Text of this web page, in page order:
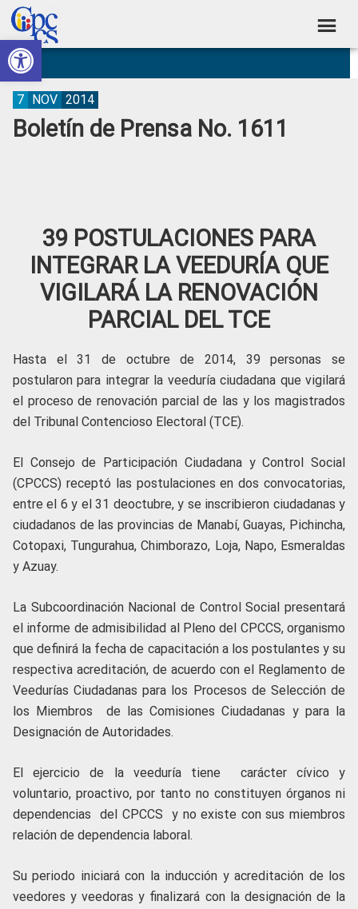
Abrir barra de herramientas
Skip
to
primary
navigation
Skip
to
main
content
Skip
to
primary
sidebar
Skip
to
footer
Consejo
de
Participación
Ciudadana
Construyendo
Poder
Ciudadano
Boletín de Prensa No. 1611
7 NOV 2014
39 POSTULACIONES PARA
INTEGRAR LA VEEDURÍA QUE
VIGILARÁ LA RENOVACIÓN
PARCIAL DEL TCE
Hasta el 31 de octubre de 2014, 39 personas se
postularon para integrar la veeduría ciudadana que vigilará
el proceso de renovación parcial de las y los magistrados
del Tribunal Contencioso Electoral (TCE).
El Consejo de Participación Ciudadana y Control Social
(CPCCS) receptó las postulaciones en dos convocatorias,
entre el 6 y el 31 deoctubre, y se inscribieron ciudadanas y
ciudadanos de las provincias de Manabí, Guayas, Pichincha,
Cotopaxi, Tungurahua, Chimborazo, Loja, Napo, Esmeraldas
y Azuay.
La Subcoordinación Nacional de Control Social presentará
el informe de admisibilidad al Pleno del CPCCS, organismo
que definirá la fecha de capacitación a los postulantes y su
respectiva acreditación, de acuerdo con el Reglamento de
Veedurías Ciudadanas para los Procesos de Selección de
los Miembros de las Comisiones Ciudadanas y para la
Designación de Autoridades.
El ejercicio de la veeduría tiene carácter cívico y
voluntario, proactivo, por tanto no constituyen órganos ni
dependencias del CPCCS y no existe con sus miembros
relación de dependencia laboral.
Su periodo iniciará con la inducción y acreditación de los
veedores y veedoras y finalizará con la designación de la